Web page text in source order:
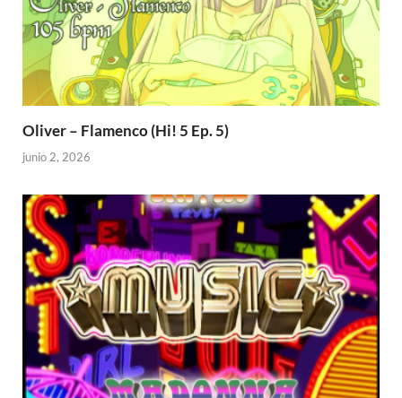
Oliver – Flamenco (Hi! 5 Ep. 5)
junio 2, 2026